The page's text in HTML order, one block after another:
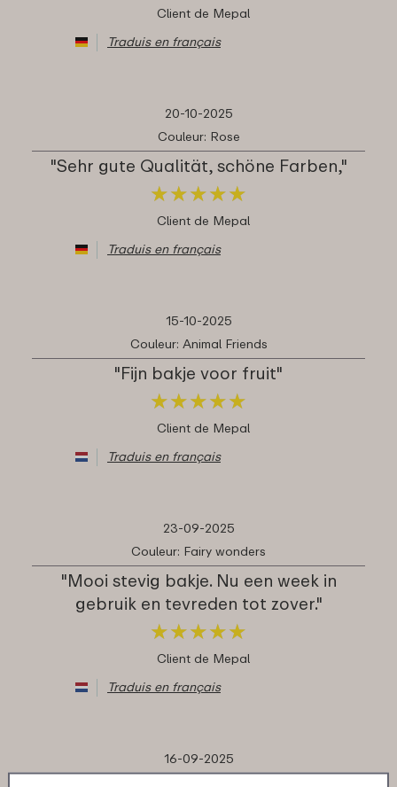
Client de Mepal
Traduis en français
20-10-2025
Couleur: Rose
"Sehr gute Qualität, schöne Farben,"
★★★★★
★★★★★
Client de Mepal
Traduis en français
15-10-2025
Couleur: Animal Friends
"Fijn bakje voor fruit"
★★★★★
★★★★★
Client de Mepal
Traduis en français
23-09-2025
Couleur: Fairy wonders
"Mooi stevig bakje. Nu een week in
gebruik en tevreden tot zover."
★★★★★
★★★★★
Client de Mepal
Traduis en français
16-09-2025